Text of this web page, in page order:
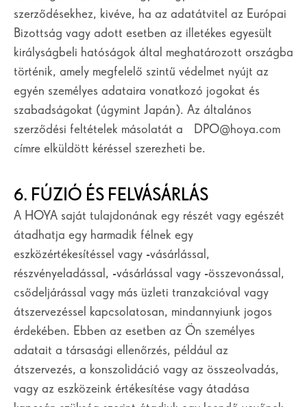
szerződésekhez, kivéve, ha az adatátvitel az Európai
Bizottság vagy adott esetben az illetékes egyesült
királyságbeli hatóságok által meghatározott országba
történik, amely megfelelő szintű védelmet nyújt az
egyén személyes adataira vonatkozó jogokat és
szabadságokat (úgymint Japán). Az általános
szerződési feltételek másolatát a DPO@hoya.com
címre elküldött kéréssel szerezheti be.
6. FÚZIÓ ÉS FELVÁSÁRLÁS
A HOYA saját tulajdonának egy részét vagy egészét
átadhatja egy harmadik félnek egy
eszközértékesítéssel vagy -vásárlással,
részvényeladással, -vásárlással vagy -összevonással,
csődeljárással vagy más üzleti tranzakcióval vagy
átszervezéssel kapcsolatosan, mindannyiunk jogos
érdekében. Ebben az esetben az Ön személyes
adatait a társasági ellenőrzés, például az
átszervezés, a konszolidáció vagy az összeolvadás,
vagy az eszközeink értékesítése vagy átadása